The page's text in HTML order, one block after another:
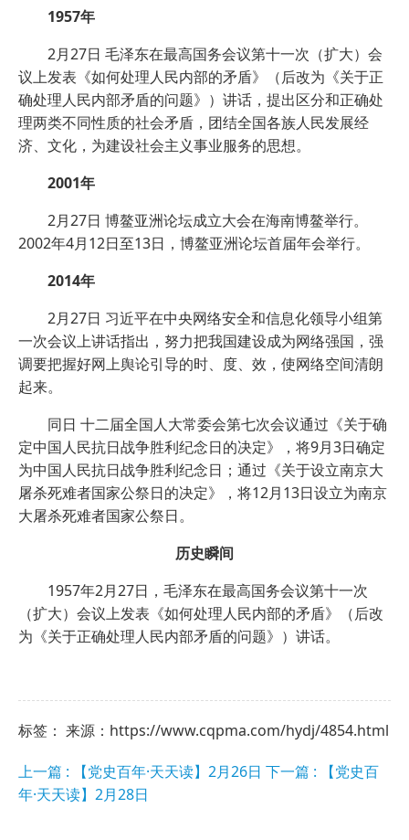
1957年
2月27日 毛泽东在最高国务会议第十一次（扩大）会
议上发表《如何处理人民内部的矛盾》（后改为《关于正
确处理人民内部矛盾的问题》）讲话，提出区分和正确处
理两类不同性质的社会矛盾，团结全国各族人民发展经
济、文化，为建设社会主义事业服务的思想。
2001年
2月27日 博鳌亚洲论坛成立大会在海南博鳌举行。
2002年4月12日至13日，博鳌亚洲论坛首届年会举行。
2014年
2月27日 习近平在中央网络安全和信息化领导小组第
一次会议上讲话指出，努力把我国建设成为网络强国，强
调要把握好网上舆论引导的时、度、效，使网络空间清朗
起来。
同日 十二届全国人大常委会第七次会议通过《关于确
定中国人民抗日战争胜利纪念日的决定》，将9月3日确定
为中国人民抗日战争胜利纪念日；通过《关于设立南京大
屠杀死难者国家公祭日的决定》，将12月13日设立为南京
大屠杀死难者国家公祭日。
历史瞬间
1957年2月27日，毛泽东在最高国务会议第十一次
（扩大）会议上发表《如何处理人民内部的矛盾》（后改
为《关于正确处理人民内部矛盾的问题》）讲话。
标签： 来源：https://www.cqpma.com/hydj/4854.html
上一篇 : 【党史百年·天天读】2月26日 下一篇 : 【党史百
年·天天读】2月28日